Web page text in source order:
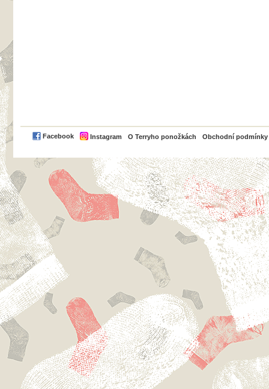
Facebook Instagram O Terryho ponožkách Obchodní podmínky
PayPal